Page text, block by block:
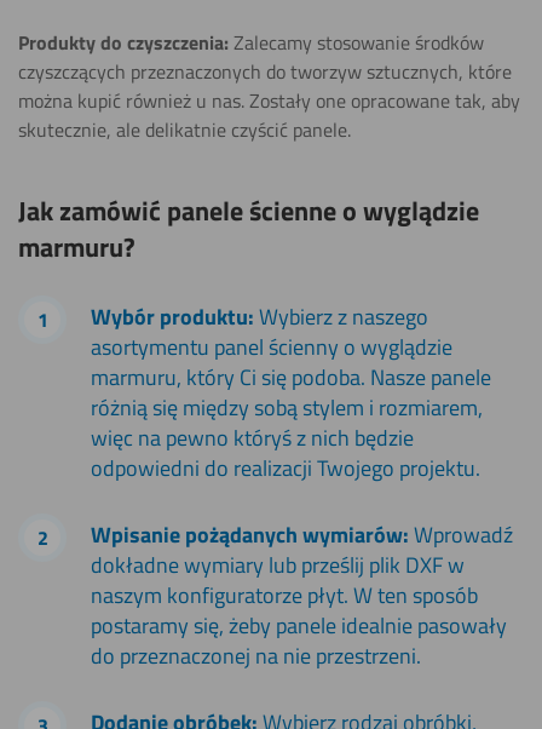
Produkty do czyszczenia: Zalecamy stosowanie środków
czyszczących przeznaczonych do tworzyw sztucznych, które
można kupić również u nas. Zostały one opracowane tak, aby
skutecznie, ale delikatnie czyścić panele.
Jak zamówić panele ścienne o wyglądzie
marmuru?
Wybór produktu:Wybierz z naszego
asortymentu panel ścienny o wyglądzie
marmuru, który Ci się podoba. Nasze panele
różnią się między sobą stylem i rozmiarem,
więc na pewno któryś z nich będzie
odpowiedni do realizacji Twojego projektu.
Wpisanie pożądanych wymiarów:Wprowadź
dokładne wymiary lub prześlij plik DXF w
naszym konfiguratorze płyt. W ten sposób
postaramy się, żeby panele idealnie pasowały
do przeznaczonej na nie przestrzeni.
Dodanie obróbek:Wybierz rodzaj obróbki,